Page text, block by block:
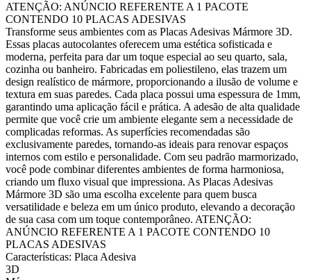
ATENÇÃO: ANÚNCIO REFERENTE A 1 PACOTE
CONTENDO 10 PLACAS ADESIVAS
Transforme seus ambientes com as Placas Adesivas Mármore 3D.
Essas placas autocolantes oferecem uma estética sofisticada e
moderna, perfeita para dar um toque especial ao seu quarto, sala,
cozinha ou banheiro. Fabricadas em poliestileno, elas trazem um
design realístico de mármore, proporcionando a ilusão de volume e
textura em suas paredes. Cada placa possui uma espessura de 1mm,
garantindo uma aplicação fácil e prática. A adesão de alta qualidade
permite que você crie um ambiente elegante sem a necessidade de
complicadas reformas. As superfícies recomendadas são
exclusivamente paredes, tornando-as ideais para renovar espaços
internos com estilo e personalidade. Com seu padrão marmorizado,
você pode combinar diferentes ambientes de forma harmoniosa,
criando um fluxo visual que impressiona. As Placas Adesivas
Mármore 3D são uma escolha excelente para quem busca
versatilidade e beleza em um único produto, elevando a decoração
de sua casa com um toque contemporâneo. ATENÇÃO:
ANÚNCIO REFERENTE A 1 PACOTE CONTENDO 10
PLACAS ADESIVAS
Características: Placa Adesiva
3D